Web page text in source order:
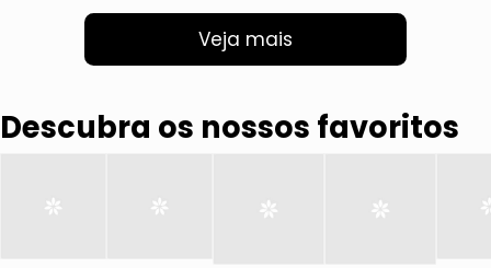
Veja mais
Descubra os nossos favoritos